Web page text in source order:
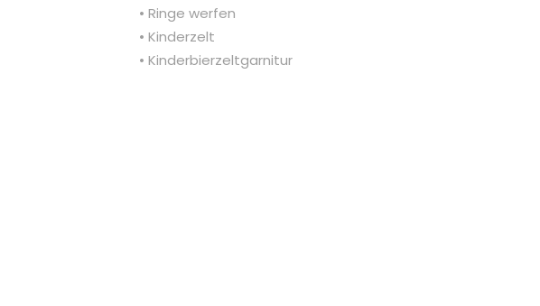
• Ringe werfen
• Kinderzelt
• Kinderbierzeltgarnitur